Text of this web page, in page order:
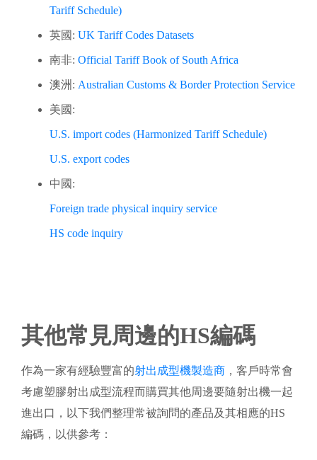
Tariff Schedule)
英國: UK Tariff Codes Datasets
南非: Official Tariff Book of South Africa
澳洲: Australian Customs & Border Protection Service
美國:
U.S. import codes (Harmonized Tariff Schedule)
U.S. export codes
中國:
Foreign trade physical inquiry service
HS code inquiry
其他常見周邊的HS編碼
作為一家有經驗豐富的射出成型機製造商 ，客戶時常會
考慮塑膠射出成型流程而購買其他周邊要隨射出機一起
進出口，以下我們整理常被詢問的產品及其相應的HS
編碼，以供參考：